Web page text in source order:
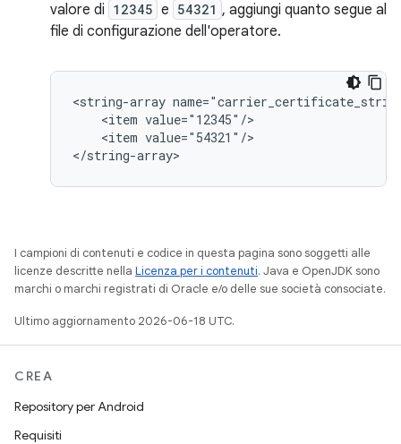
valore di 12345 e 54321 , aggiungi quanto segue al
file di configurazione dell'operatore.
<string-array
    <item value="12345"/>
    <item value="54321"/>
</string-array>
I campioni di contenuti e codice in questa pagina sono soggetti alle
licenze descritte nella Licenza per i contenuti. Java e OpenJDK sono
marchi o marchi registrati di Oracle e/o delle sue società consociate.
Ultimo aggiornamento 2026-06-18 UTC.
CREA
Repository per Android
Requisiti